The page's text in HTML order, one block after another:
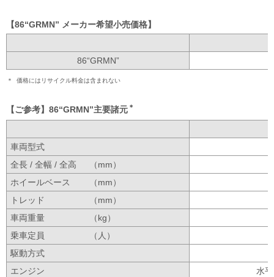
86“GRMN” メーカー希望小売価格
86“GRMN”
＊ 価格にはリサイクル料金は含まれない
ご参考 86“GRMN”主要諸元 ＊
車両型式
全長 / 全幅 / 全高
（mm）
ホイールベース
（mm）
トレッド
（mm）
車両重量
（kg）
乗車定員
（人）
駆動方式
エンジン
水